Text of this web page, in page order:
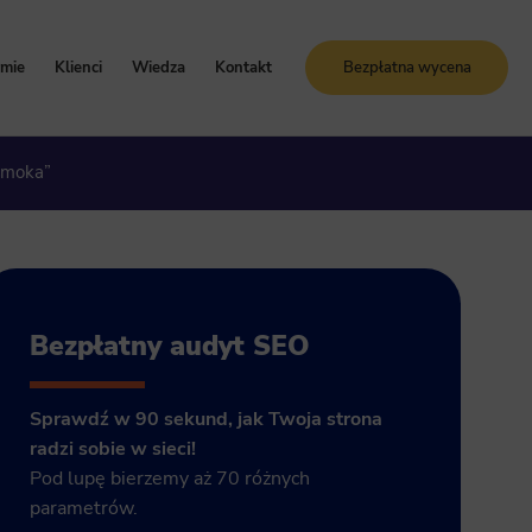
i certyfikaty
Klienci Wiedza Kontakt Bezpłatna wycena
Bezpłatny audyt SEO
Sprawdź w 90 sekund, jak Twoja strona
radzi sobie w sieci!
Pod lupę bierzemy aż 70 różnych
parametrów.